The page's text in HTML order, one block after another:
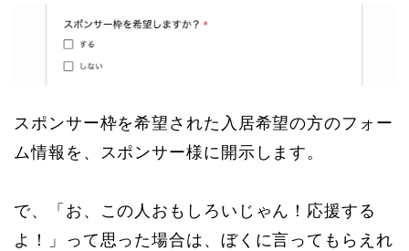
スポンサー枠を希望された入居希望の方のフォー
ム情報を、スポンサー様に開示します。
で、「お、この人おもしろいじゃん！応援する
よ！」って思った場合は、ぼくに言ってもらえれ